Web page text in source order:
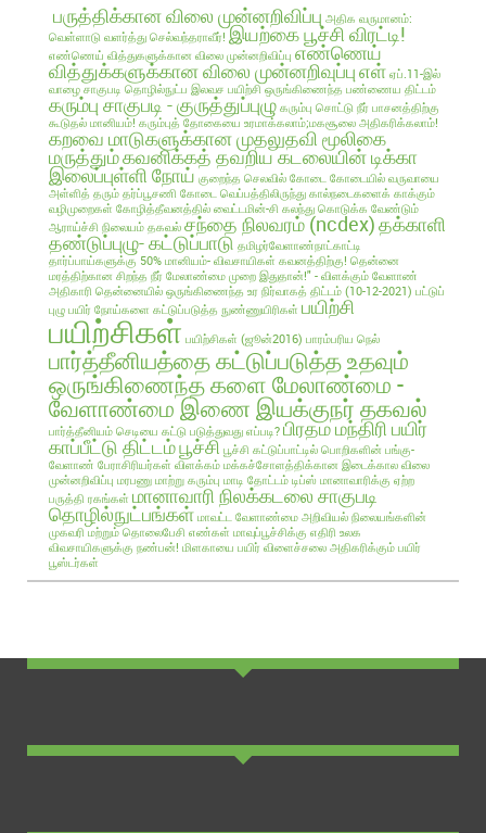
பருத்திக்கான விலை முன்னறிவிப்பு அதிக வருமானம்:
வெள்ளாடு வளர்த்து செல்வந்தராவீர்! இயற்கை பூச்சி விரட்டி!
எண்ணெய் வித்துகளுக்கான விலை முன்னறிவிப்பு எண்ணெய்
வித்துக்களுக்கான விலை முன்னறிவுப்புஎள் ஏப்.11-இல்
வாழை சாகுபடி தொழில்நுட்ப இலவச பயிற்சி ஒருங்கிணைந்த பண்ணைய திட்டம்
கரும்பு சாகுபடி - குருத்துப்புழு கரும்பு சொட்டு நீர் பாசனத்திற்கு
கூடுதல் மானியம்! கரும்புத் தோகையை உரமாக்கலாம்;மகசூலை அதிகரிக்கலாம்!
கறவை மாடுகளுக்கான முதலுதவி மூலிகை
மருத்தும்கவனிக்கத் தவறிய கடலையின் டிக்கா
இலைப்புள்ளி நோய் குறைந்த செலவில் கோடை கோடையில் வருவாயை
அள்ளித் தரும் தர்ப்பூசணி கோடை வெப்பத்திலிருந்து கால்நடைகளைக் காக்கும்
வழிமுறைகள் கோழித்தீவனத்தில் வைட்டமின்-சி கலந்து கொடுக்க வேண்டும்
ஆராய்ச்சி நிலையம் தகவல் சந்தை நிலவரம் (ncdex)தக்காளி
தண்டுப்புழு- கட்டுப்பாடு தமிழர்வேளாண்நாட்காட்டி
தார்ப்பாய்களுக்கு 50% மானியம்- விவசாயிகள் கவனத்திற்கு! தென்னை
மரத்திற்கான சிறந்த நீர் மேலாண்மை முறை இதுதான்!" - விளக்கும் வேளாண்
அதிகாரி தென்னையில் ஒருங்கிணைந்த உர நிர்வாகத் திட்டம் (10-12-2021) பட்டுப்
புழு பயிர் நோய்களை கட்டுப்படுத்த நுண்ணுயிரிகள் பயிற்சி
பயிற்சிகள் பயிற்சிகள் (ஜூன்2016) பாரம்பரிய நெல்
பார்த்தீனியத்தை கட்டுப்படுத்த உதவும்
ஒருங்கிணைந்த களை மேலாண்மை -
வேளாண்மை இணை இயக்குநர் தகவல்
பார்த்தீனியம் செடியை கட்டு படுத்துவது எப்படி? பிரதம மந்திரி பயிர்
காப்பீட்டு திட்டம்பூச்சி பூச்சி கட்டுப்பாட்டில் பொறிகளின் பங்கு-
வேளாண் பேராசிரியர்கள் விளக்கம் மக்கச்சோளத்திக்கான இடைக்கால விலை
முன்னறிவிப்பு மரபணு மாற்று கரும்பு மாடி தோட்டம் டிப்ஸ் மானாவாரிக்கு ஏற்ற
பருத்தி ரகங்கள் மானாவாரி நிலக்கடலை சாகுபடி
தொழில்நுட்பங்கள் மாவட்ட வேளாண்மை அறிவியல் நிலையங்களின்
முகவரி மற்றும் தொலைபேசி எண்கள் மாவுப்பூச்சிக்கு எதிரி உலக
விவசாயிகளுக்கு நண்பன்! மிளகாயை பயிர் விளைச்சலை அதிகரிக்கும் பயிர்
பூஸ்டர்கள்